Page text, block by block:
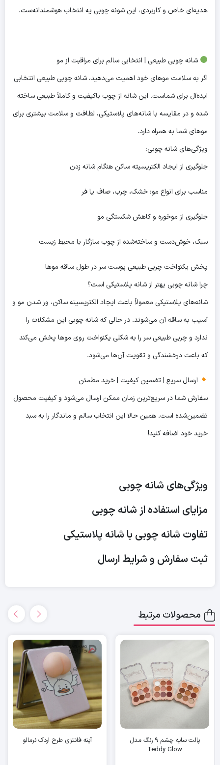
هدیه‌ای خاص و کاربردی، این شونه چوبی یه انتخاب هوشمندانه‌ست.
شانه چوبی طبیعی | انتخابی سالم برای مراقبت از مو
اگر به سلامت موهای خود اهمیت می‌دهید، شانه چوبی طبیعی انتخابی
ایده‌آل برای شماست. این شانه از چوب باکیفیت و کاملاً طبیعی ساخته
شده و در مقایسه با شانه‌های پلاستیکی، لطافت و سلامت بیشتری برای
موهای شما به همراه دارد.
ویژگی‌های شانه چوبی:
جلوگیری از ایجاد الکتریسیته ساکن هنگام شانه زدن
مناسب برای انواع مو: خشک، چرب، صاف یا فر
جلوگیری از موخوره و کاهش شکستگی مو
سبک، خوش‌دست و ساخته‌شده از چوب سازگار با محیط زیست
پخش یکنواخت چربی طبیعی پوست سر در طول ساقه موها
چرا شانه چوبی بهتر از شانه پلاستیکی است؟
شانه‌های پلاستیکی معمولاً باعث ایجاد الکتریسیته ساکن، وز شدن مو و
آسیب به ساقه آن می‌شوند. در حالی‌ که شانه چوبی این مشکلات را
ندارد و چربی طبیعی سر را به شکلی یکنواخت روی موها پخش می‌کند
که باعث درخشندگی و تقویت آن‌ها می‌شود.
ارسال سریع | تضمین کیفیت | خرید مطمئن
سفارش شما در سریع‌ترین زمان ممکن ارسال می‌شود و کیفیت محصول
تضمین‌شده است. همین حالا این انتخاب سالم و ماندگار را به سبد
خرید خود اضافه کنید!
ویژگی‌های شانه چوبی
مزایای استفاده از شانه چوبی
تفاوت شانه چوبی با شانه پلاستیکی
ثبت سفارش و شرایط ارسال
محصولات مرتبط
آینه فانتزی طرح اردک نرمالو آینه فانتزی طرح غاز نرمالو